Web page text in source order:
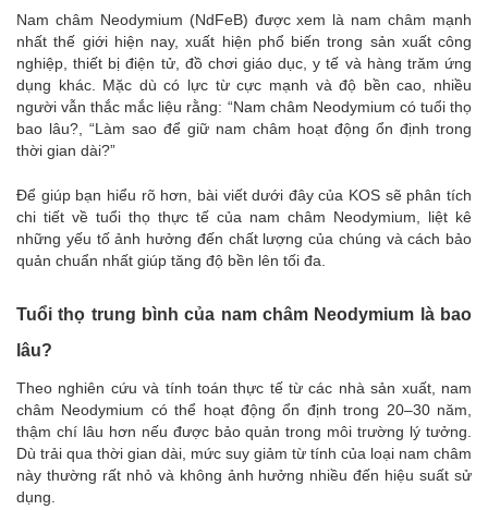
Nam châm Neodymium (NdFeB) được xem là nam châm mạnh
nhất thế giới hiện nay, xuất hiện phổ biến trong sản xuất công
nghiệp, thiết bị điện tử, đồ chơi giáo dục, y tế và hàng trăm ứng
dụng khác. Mặc dù có lực từ cực mạnh và độ bền cao, nhiều
người vẫn thắc mắc liệu rằng: “Nam châm Neodymium có tuổi thọ
bao lâu?, “Làm sao để giữ nam châm hoạt động ổn định trong
thời gian dài?”
Để giúp bạn hiểu rõ hơn, bài viết dưới đây của KOS sẽ phân tích
chi tiết về tuổi thọ thực tế của nam châm Neodymium, liệt kê
những yếu tố ảnh hưởng đến chất lượng của chúng và cách bảo
quản chuẩn nhất giúp tăng độ bền lên tối đa.
Tuổi thọ trung bình của nam châm Neodymium là bao
lâu?
Theo nghiên cứu và tính toán thực tế từ các nhà sản xuất, nam
châm Neodymium có thể hoạt động ổn định trong 20–30 năm,
thậm chí lâu hơn nếu được bảo quản trong môi trường lý tưởng.
Dù trải qua thời gian dài, mức suy giảm từ tính của loại nam châm
này thường rất nhỏ và không ảnh hưởng nhiều đến hiệu suất sử
dụng.